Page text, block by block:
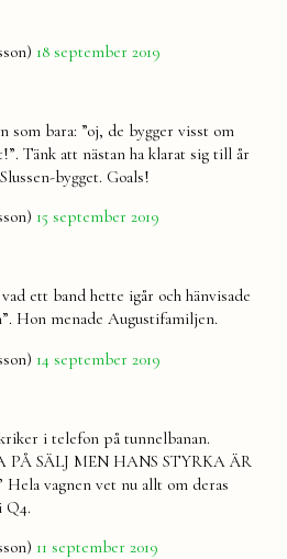
18 september 2019
som bara: ”oj, de bygger visst om
Tänk att nästan ha klarat sig till år
bygget. Goals!
15 september 2019
ett band hette igår och hänvisade
Hon menade Augustifamiljen.
14 september 2019
i telefon på tunnelbanan.
PÅ SÄLJ MEN HANS STYRKA ÄR
Hela vagnen vet nu allt om deras
Q4.
11 september 2019